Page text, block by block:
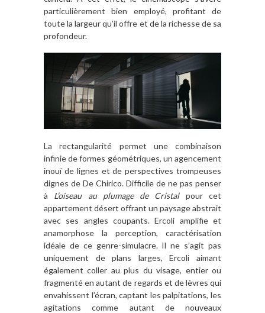
particulièrement bien employé, profitant de
toute la largeur qu’il offre et de la richesse de sa
profondeur.
La rectangularité permet une combinaison
infinie de formes géométriques, un agencement
inouï de lignes et de perspectives trompeuses
dignes de De Chirico. Difficile de ne pas penser
à L’oiseau au plumage de Cristalpour cet
appartement désert offrant un paysage abstrait
avec ses angles coupants. Ercoli amplifie et
anamorphose la perception, caractérisation
idéale de ce genre-simulacre. Il ne s’agit pas
uniquement de plans larges, Ercoli aimant
également coller au plus du visage, entier ou
fragmenté en autant de regards et de lèvres qui
envahissent l’écran, captant les palpitations, les
agitations comme autant de nouveaux